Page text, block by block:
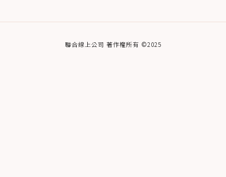
聯合線上公司 著作權所有 ©2025